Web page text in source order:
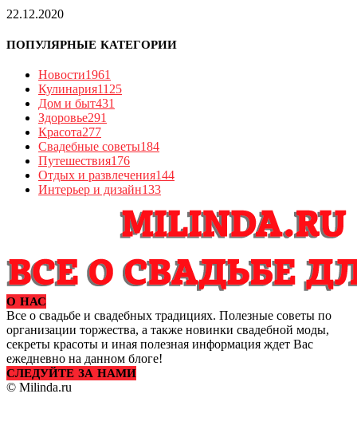
22.12.2020
ПОПУЛЯРНЫЕ КАТЕГОРИИ
Новости1961
Кулинария1125
Дом и быт431
Здоровье291
Красота277
Свадебные советы184
Путешествия176
Отдых и развлечения144
Интерьер и дизайн133
О НАС
Все о свадьбе и свадебных традициях. Полезные советы по
организации торжества, а также новинки свадебной моды,
секреты красоты и иная полезная информация ждет Вас
ежедневно на данном блоге!
СЛЕДУЙТЕ ЗА НАМИ
© Milinda.ru